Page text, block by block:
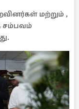
மற்றும் ,
சம்பவம்